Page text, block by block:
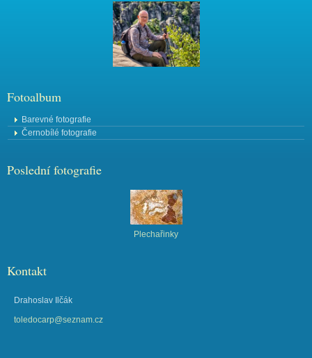
Fotoalbum
Barevné fotografie
Černobílé fotografie
Poslední fotografie
Plechařinky
Kontakt
Drahoslav Ilčák
toledocarp@seznam.cz